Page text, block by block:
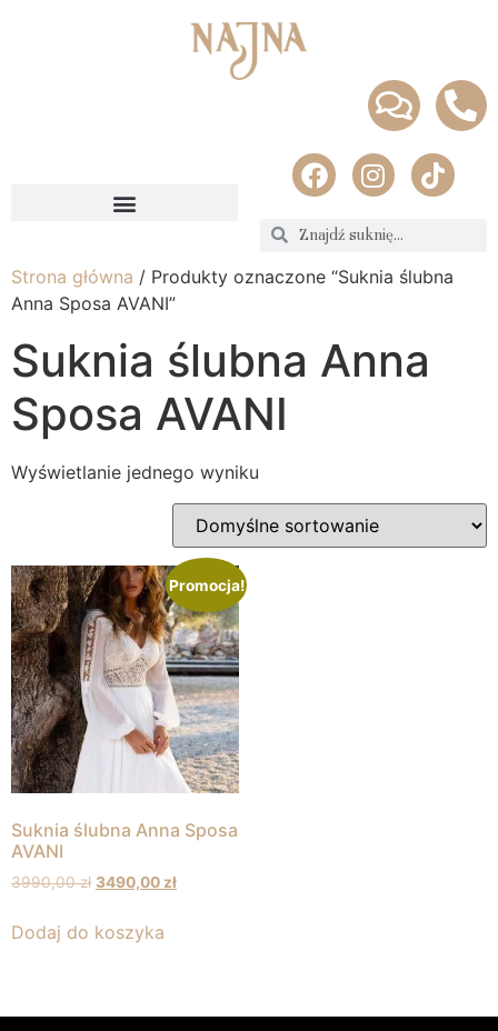
Strona główna / Produkty oznaczone “Suknia ślubna
Anna Sposa AVANI”
Suknia ślubna Anna
Sposa AVANI
Wyświetlanie jednego wyniku
Promocja!
Suknia ślubna Anna Sposa
AVANI
3990,00zł 3490,00zł
Dodaj do koszyka